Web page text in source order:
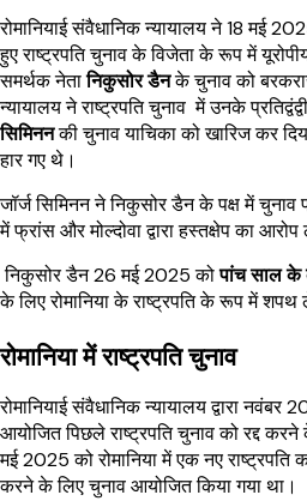
रोमानियाई संवैधानिक न्यायालय ने 18 मई
हुए राष्ट्रपति चुनाव के विजेता के रूप में
समर्थक नेतानिकुसोर डैनके चुनाव को
न्यायालय ने राष्ट्रपति चुनाव में उनके
सिमिननकी चुनाव याचिका को खारिज कर
हार गए थे।
जॉर्ज सिमिनन ने निकुसोर डैन के पक्ष में चुनाव
में फ्रांस और मोल्दोवा द्वारा हस्तक्षेप का आरोप
निकुसोर डैन 26 मई 2025 कोपांच साल के
के लिए रोमानिया के राष्ट्रपति के रूप में शपथ
रोमानिया में राष्ट्रपति चुनाव
रोमानियाई संवैधानिक न्यायालय द्वारा नवंबर
आयोजित पिछले राष्ट्रपति चुनाव को रद्द
मई 2025 को रोमानिया में एक नए राष्ट्रपति
करने के लिए चुनाव आयोजित किया गया था।